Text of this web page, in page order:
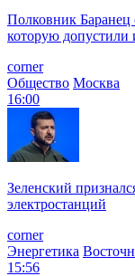
Полковник
которую
corner
Общество Москва
16:00
Зеленский
электростанций
corner
Энергетика
15:56